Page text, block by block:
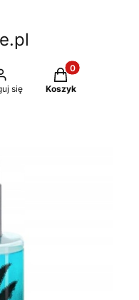
się
Produkty w
Koszyk